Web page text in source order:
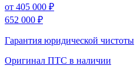
от 405 000 ₽
652 000 ₽
Гарантия юридической чистоты
Оригинал ПТС в наличии